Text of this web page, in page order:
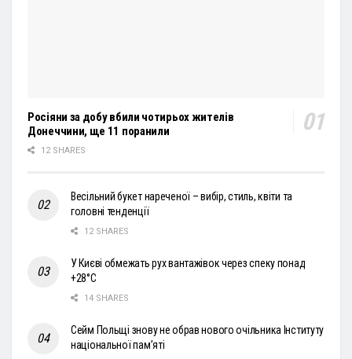
Росіяни за добу вбили чотирьох жителів
Донеччини, ще 11 поранили
12 SHARES
Весільний букет нареченої – вибір, стиль, квіти та
головні тенденції
12 SHARES
У Києві обмежать рух вантажівок через спеку понад
+28°С
14 SHARES
Сейм Польщі знову не обрав нового очільника Інституту
національної пам’яті